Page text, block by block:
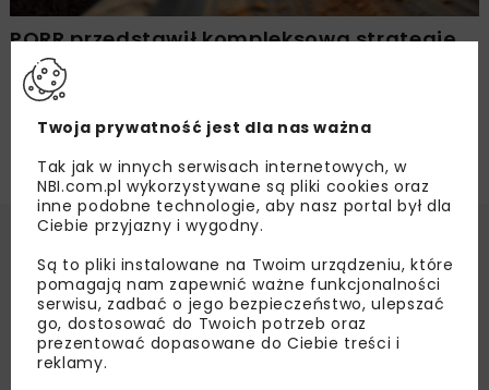
PORR przedstawił kompleksową strategię
ESG
Twoja prywatność jest dla nas ważna
Tak jak w innych serwisach internetowych, w
NBI.com.pl wykorzystywane są pliki cookies oraz
inne podobne technologie, aby nasz portal był dla
Ciebie przyjazny i wygodny.
Są to pliki instalowane na Twoim urządzeniu, które
pomagają nam zapewnić ważne funkcjonalności
serwisu, zadbać o jego bezpieczeństwo, ulepszać
go, dostosować do Twoich potrzeb oraz
prezentować dopasowane do Ciebie treści i
reklamy.